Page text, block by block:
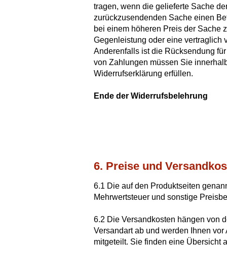
tragen, wenn die gelieferte Sache
zurückzusendenden Sache einen
bei einem höheren Preis der Sache
Gegenleistung oder eine vertraglich
Anderenfalls ist die Rücksendung
von Zahlungen müssen Sie
Widerrufserklärung erfüllen.
Ende der Widerrufsbelehrung
6. Preise und
6.1 Die auf den Produktseiten
Mehrwertsteuer und sonstige
6.2 Die Versandkosten hängen von
Versandart ab und werden Ihnen
mitgeteilt. Sie finden eine Übersicht